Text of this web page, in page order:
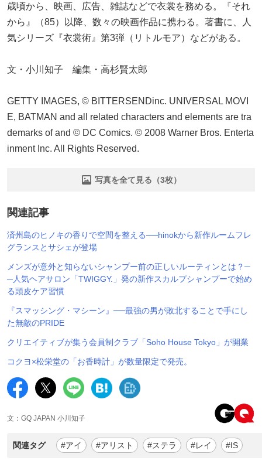
歳頃から、映画、広告、雑誌などで衣裳を務める。『それ
から』（85）以降、数々の映画作品に携わる。著書に、人
気シリーズ『衣裳術』第3弾（リトルモア）などがある。
文・小川知子 編集・高杉賢太郎
GETTY IMAGES, © BITTERSENDinc. UNIVERSAL MOVI
E, BATMAN and all related characters and elements are tra
demarks of and © DC Comics. © 2008 Warner Bros. Enterta
inment Inc. All Rights Reserved.
写真を全て見る（3枚）
関連記事
済州島のヒノキの香りで空間を整える──hinokから新作ルームフレ
グランスとサシェが登場
メンズが意外と知らないシャンプー前の正しいルーティンとは？─
─人気ヘアサロン「TWIGGY.」発の新作スカルプシャンプーで始め
る頭皮ケア習慣
『スマッシング・マシーン』──最強の男が敗北することで手にし
た無敵のPRIDE
クリエイティブが集う会員制クラブ「Soho House Tokyo」が開業
コクヨ×松栄堂の「お香時計」が数量限定で発売。
文：GQ JAPAN 小川知子
関連タグ #アイ #アリスト #ステラ #レイ #IS